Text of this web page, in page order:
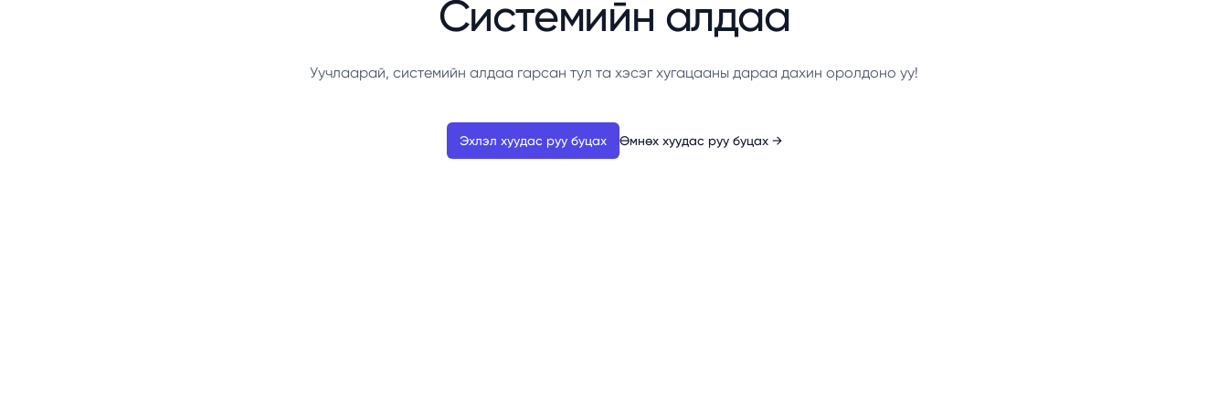
Системийн алдаа
Уучлаарай, системийн алдаа гарсан тул та хэсэг хугацааны дараа дахин оролдоно уу!
Эхлэл хуудас руу буцах Өмнөх хуудас руу буцах →